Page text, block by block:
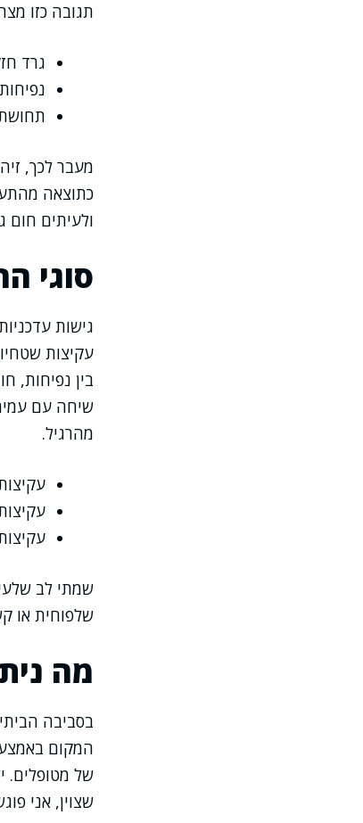
תגובה כזו
גרד
מעבר לכך,
כתוצאה
ולעיתים חום
סוגי
גישות
עקיצות
בין נפיחות,
שיחה עם
מהרגיל.
שמתי לב
שלפוחית או
מה
בסביבה
המקום
של מטופלים.
שצוין, אני